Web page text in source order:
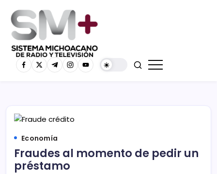
Economía
Fraudes al momento de pedir un
préstamo